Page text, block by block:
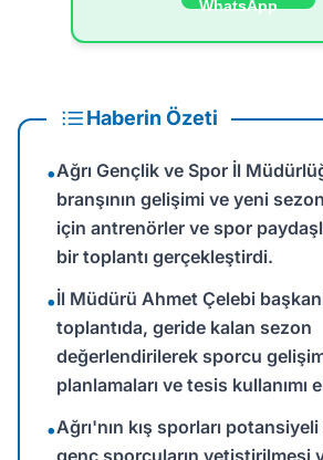
Haberin Özeti
•Ağrı Gençlik ve Spor İl
branşının gelişimi ve yeni
için antrenörler ve spor
bir toplantı gerçekleştirdi.
•İl Müdürü Ahmet Çelebi
toplantıda, geride kalan sezon
değerlendirilerek sporcu
planlamaları ve tesis kullanımı
•Ağrı'nın kış sporları
genç sporcuların yetiştirilmesi